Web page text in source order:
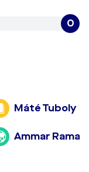
0
Máté Tuboly
Ammar